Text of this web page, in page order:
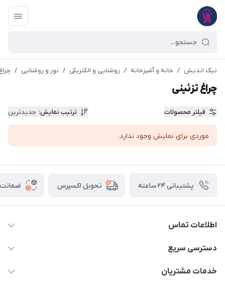
نیک اندیش / خانه و آشپزخانه / روشنایی و الکتریکی / نور و روشنایی /
چراغ تزئینی
فیلتر محصولات ترتیب نمایش: جدیدترین
موردی برای نمایش وجود ندارد.
پشتیبانی ۲۴ ساعته تحویل اکسپرس ضمانت
اطلاعات تماس
02177111474
دسترسی سریع
حساب کاربری
خدمات مشتریان